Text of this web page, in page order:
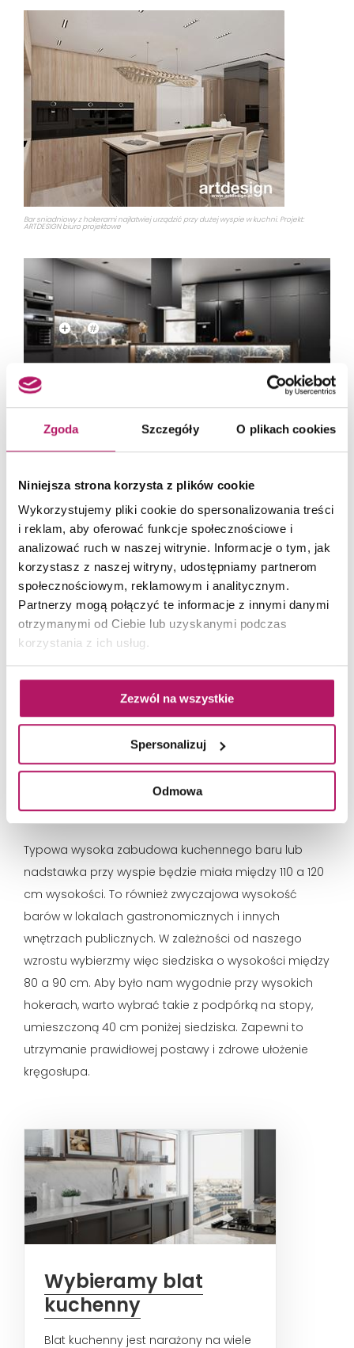
Zgoda Szczegóły O plikach cookies
Niniejsza strona korzysta z plików cookie
Wykorzystujemy pliki cookie do spersonalizowania treści
i reklam, aby oferować funkcje społecznościowe i
analizować ruch w naszej witrynie. Informacje o tym, jak
korzystasz z naszej witryny, udostępniamy partnerom
społecznościowym, reklamowym i analitycznym.
Partnerzy mogą połączyć te informacje z innymi danymi
otrzymanymi od Ciebie lub uzyskanymi podczas
korzystania z ich usług.
Zezwól na wszystkie
Spersonalizuj
Odmowa
Bar sniadniowy z hokerami najłatwiej urządzić przy dużej wyspie w kuchni. Projekt:
ARTDESIGN biuro projektowe
różnych wysokościach. Fot. Synage
Jaka wysokość blatu do
hokerów?
Barek zlokalizowany na wysokości ciągu szafek
kuchennych będzie miał ok. 85 cm. To częste
rozwiązanie w zabudowie typu, U gdzie miejsce do
spożywania śniadań powstaje poprzez przedłużenie
krzesła/stołki do takiego blatu będą miały wysokość
55-60 cm.
Wysokość wyspy kuchennej do hokerów waha się od
90 do 110 cm - to często nieco wyżej niż blat szafek
kuchennych. Dobierzmy do niej hokery o wysokości
między 60 a 80 cm.
Typowa wysoka zabudowa kuchennego baru lub
nadstawka przy wyspie będzie miała między 110 a 120
cm wysokości. To również zwyczajowa wysokość
barów w lokalach gastronomicznych i innych
wnętrzach publicznych. W zależności od naszego
wzrostu wybierzmy więc siedziska o wysokości między
80 a 90 cm. Aby było nam wygodnie przy wysokich
hokerach, warto wybrać takie z podpórką na stopy,
umieszczoną 40 cm poniżej siedziska. Zapewni to
utrzymanie prawidłowej postawy i zdrowe ułożenie
kręgosłupa.
Wybieramy blat
kuchenny
Blat kuchenny jest narażony na wiele